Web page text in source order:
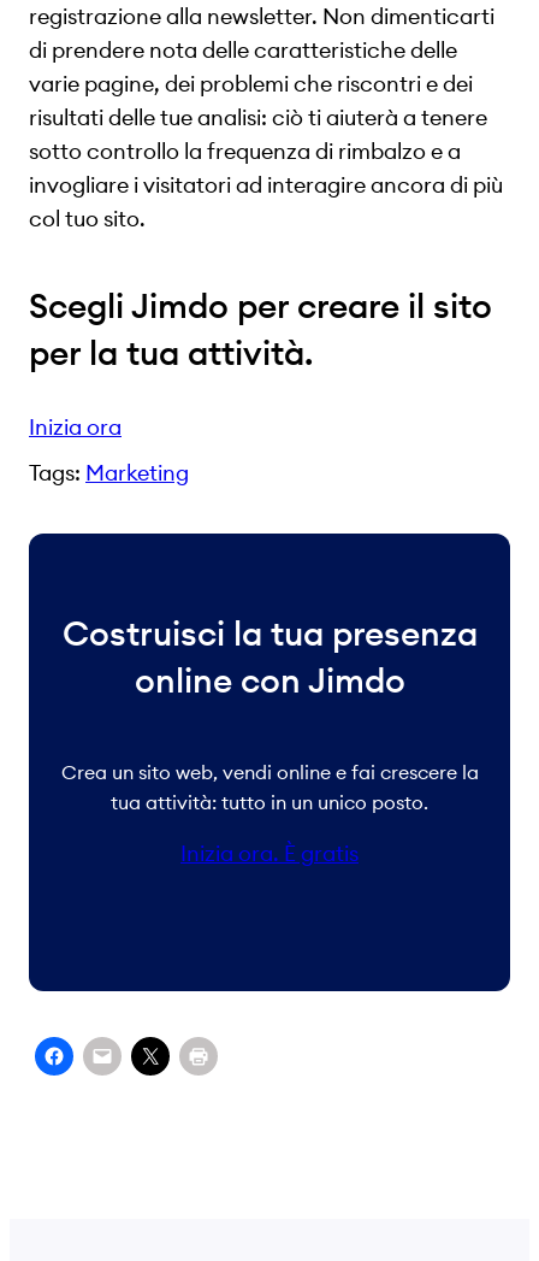
registrazione alla newsletter. Non dimenticarti
di prendere nota delle caratteristiche delle
varie pagine, dei problemi che riscontri e dei
risultati delle tue analisi: ciò ti aiuterà a tenere
sotto controllo la frequenza di rimbalzo e a
invogliare i visitatori ad interagire ancora di più
col tuo sito.
Scegli Jimdo per creare il sito
per la tua attività.
Inizia ora
Tags: Marketing
Costruisci la tua presenza
online con Jimdo
Crea un sito web, vendi online e fai crescere la
tua attività: tutto in un unico posto.
Inizia ora. È gratis